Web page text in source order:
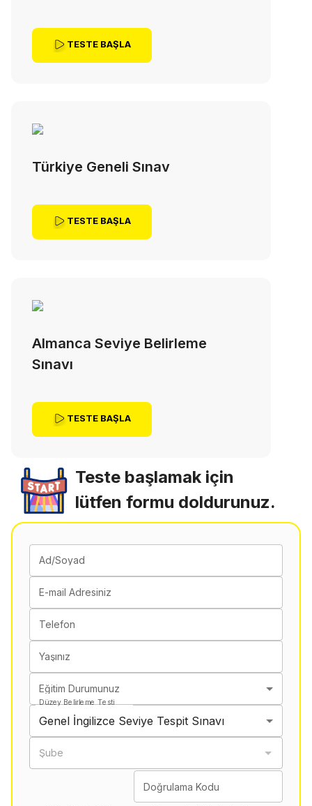
TESTE BAŞLA
Türkiye Geneli Sınav
TESTE BAŞLA
Almanca Seviye Belirleme
Sınavı
TESTE BAŞLA
Teste başlamak için
lütfen formu doldurunuz.
Ad/Soyad
E-mail Adresiniz
Telefon
Yaşınız
Eğitim Durumunuz
Düzey Belirleme Testi
Genel İngilizce Seviye Tespit Sınavı
Şube
Doğrulama Kodu